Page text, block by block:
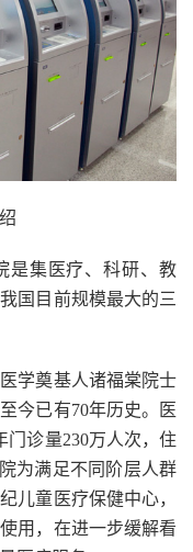
是集医疗、科研、教
国目前规模最大的三
学奠基人诸福棠院士
今已有70年历史。医
门诊量230万人次，住
为满足不同阶层人群
儿童医疗保健中心，
用，在进一步缓解看